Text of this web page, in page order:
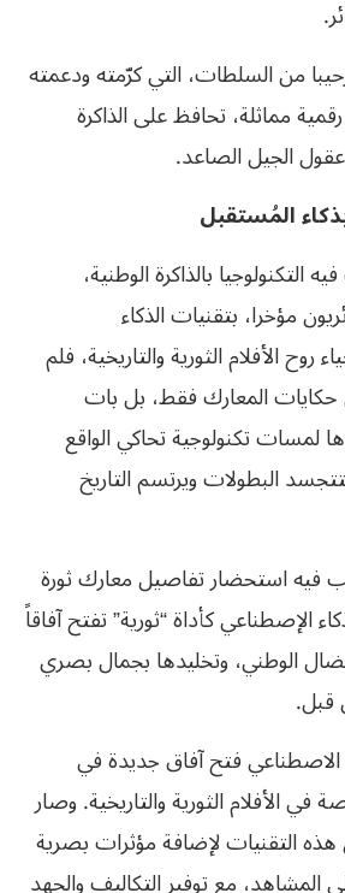
من السلطات، التي كرّمته ودعمته
مماثلة، تحافظ على الذاكرة
الجيل الصاعد.
المُستقبل
التكنولوجيا بالذاكرة الوطنية،
مؤخرا، بتقنيات الذكاء
روح الأفلام الثورية والتاريخية، فلم
حكايات المعارك فقط، بل بات
لمسات تكنولوجية تحاكي الواقع
البطولات ويرتسم التاريخ
فيه استحضار تفاصيل معارك ثورة
الإصطناعي كأداة “ثورية” تفتح آفاقاً
الوطني، وتخليدها بجمال بصري
قبل.
الاصطناعي فتح آفاق جديدة في
في الأفلام الثورية والتاريخية. وصار
التقنيات لإضافة مؤثرات بصرية
مع توفير التكاليف والجهد